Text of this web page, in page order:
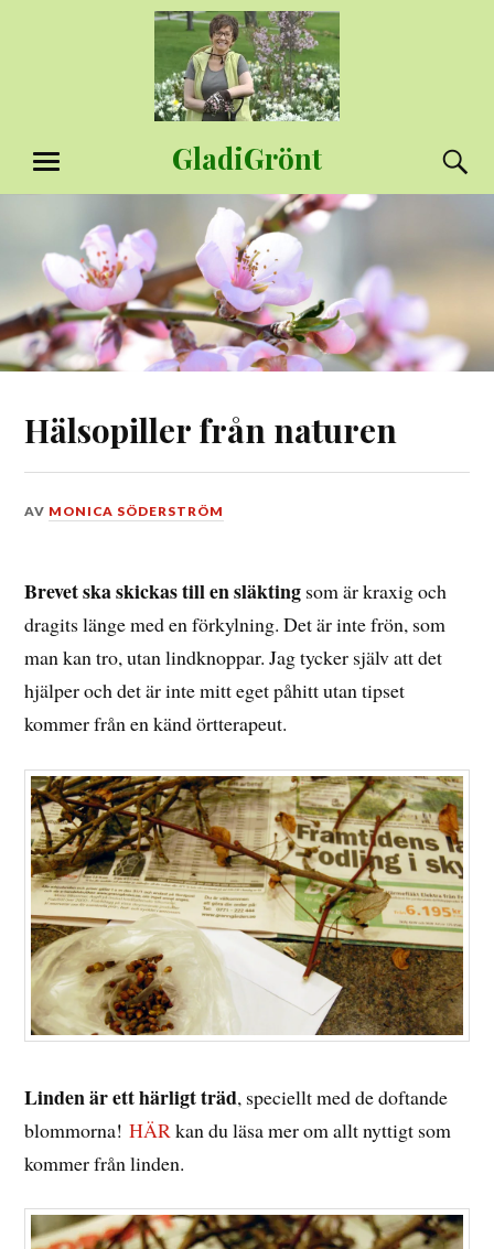
GladiGrönt
MENY
Hälsopiller från naturen
DEN
2014
AV MONICA SÖDERSTRÖM
Brevet ska skickas till en släkting som är kraxig och
dragits länge med en förkylning. Det är inte frön, som
man kan tro, utan lindknoppar. Jag tycker själv att det
hjälper och det är inte mitt eget påhitt utan tipset
kommer från en känd örtterapeut.
Linden är ett härligt träd, speciellt med de doftande
blommorna!HÄRkan du läsa mer om allt nyttigt som
kommer från linden.